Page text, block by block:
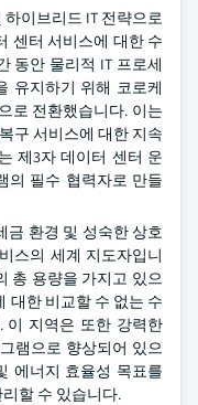
하이브리드 IT 전략으로
센터 서비스에 대한 수
동안 물리적 IT 프로세
유지하기 위해 코로케
로 전환했습니다. 이는
구 서비스에 대한 지속
제3자 데이터 센터 운
의 필수 협력자로 만들
금 환경 및 성숙한 상호
스의 세계 지도자입니
총 용량을 가지고 있으
대한 비교할 수 없는 수
이 지역은 또한 강력한
램으로 향상되어 있으
에너지 효율성 목표를
할 수 있습니다.